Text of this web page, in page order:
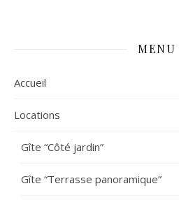
MENU
Accueil
Locations
Gîte “Côté jardin”
Gîte “Terrasse panoramique”